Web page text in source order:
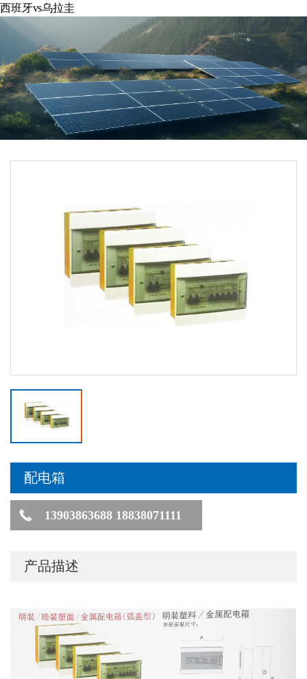
西班牙vs乌拉圭
配电箱
13903863688 18838071111
产品描述